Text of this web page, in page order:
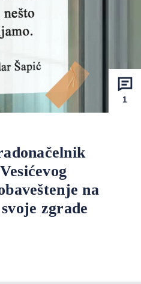
1
na
zgrade